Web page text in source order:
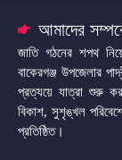
আমাদের
জাতি গঠনের শপথ
বাকেরগঞ্জ উপজেলার
প্রত্যয়ে যাত্রা শুরু
বিকাশ, সুশৃঙ্খল
প্রতিষ্ঠিত।